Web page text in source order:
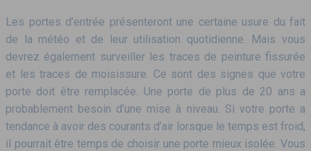
Les portes d’entrée présenteront une certaine usure du fait
de la météo et de leur utilisation quotidienne. Mais vous
devrez également surveiller les traces de peinture fissurée
et les traces de moisissure. Ce sont des signes que votre
porte doit être remplacée. Une porte de plus de 20 ans a
probablement besoin d’une mise à niveau. Si votre porte a
tendance à avoir des courants d’air lorsque le temps est froid,
il pourrait être temps de choisir une porte mieux isolée. Vous